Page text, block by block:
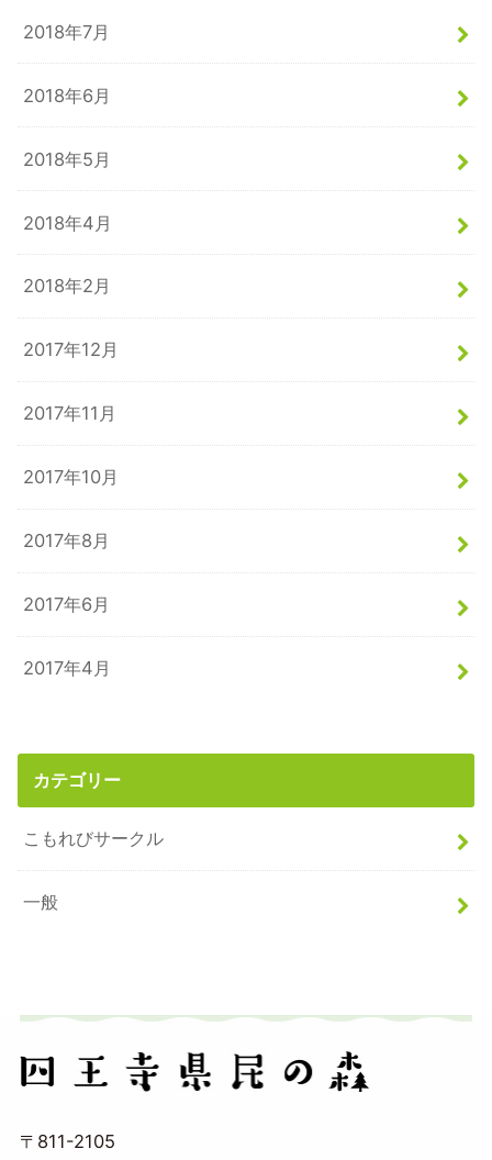
2018年7月
2018年6月
2018年5月
2018年4月
2018年2月
2017年12月
2017年11月
2017年10月
2017年8月
2017年6月
2017年4月
カテゴリー
こもれびサークル
一般
〒811-2105